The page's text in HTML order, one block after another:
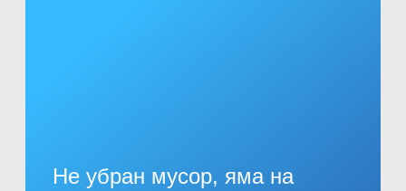
Не убран мусор, яма на